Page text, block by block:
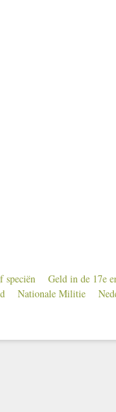
speciën
Geld in de 17e
Nationale Militie